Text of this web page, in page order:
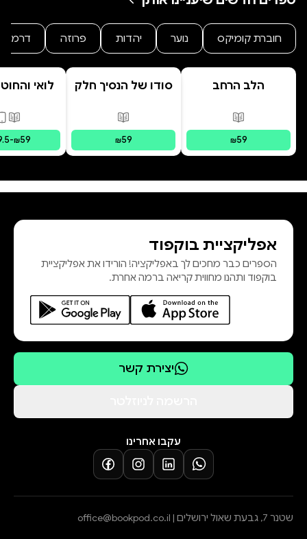
חוברת קומיקס נוער יהדות פרוזה דרמה
הלב הרחב
פורמטים זמינים מודפס
₪59
סודו של הנסיך חלק
הנסתר
פורמטים זמינים
מודפס
₪59
לואי
-₪59
אפליקציית בוקפוד
הספרים כבר מחכים לך באפליקציה! הורידו את אפליקציית
בוקפוד ותהנו מחווית קריאה ברמה אחרת.
יצירת קשר
עקבו אחרינו
שטנר 7, גבעת שאול ירושלים | office@bookpod.co.il